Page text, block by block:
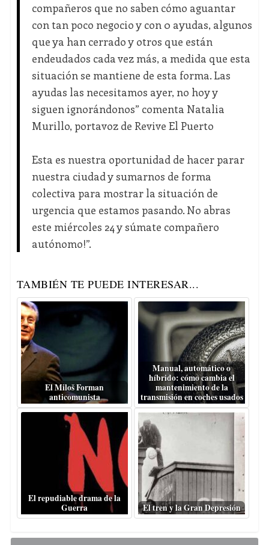
compañeros que no saben cómo aguantar
con tan poco negocio y con 0 ayudas, algunos
que ya han cerrado y otros que están
endeudados cada vez más, a medida que esta
situación se mantiene de esta forma. Las
ayudas las necesitamos ayer, no hoy y
siguen ignorándonos” comenta Natalia
Murillo, portavoz de Revive El Puerto
Esta es nuestra oportunidad de hacer parar
nuestra ciudad y sumarnos de forma
colectiva para mostrar la situación de
urgencia que estamos pasando. No abras
este miércoles 24 y súmate compañero
autónomo!”.
TAMBIÉN TE PUEDE INTERESAR...
El Miloš Forman
anticomunista
Manual, automático o
híbrido: cómo cambia el
mantenimiento de la
transmisión en coches usados
El repudiable drama de la
Guerra
El tren y la Gran Depresión